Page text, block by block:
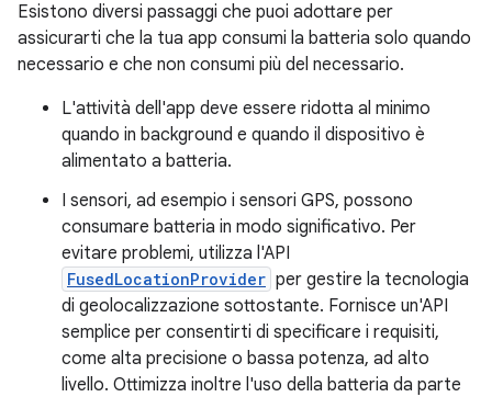
Esistono diversi passaggi che puoi adottare per
assicurarti che la tua app consumi la batteria solo quando
necessario e che non consumi più del necessario.
L'attività dell'app deve essere ridotta al minimo
quando in background e quando il dispositivo è
alimentato a batteria.
I sensori, ad esempio i sensori GPS, possono
consumare batteria in modo significativo. Per
evitare problemi, utilizza l'API
FusedLocationProvider per gestire la tecnologia
di geolocalizzazione sottostante. Fornisce un'API
semplice per consentirti di specificare i requisiti,
come alta precisione o bassa potenza, ad alto
livello. Ottimizza inoltre l'uso della batteria da parte